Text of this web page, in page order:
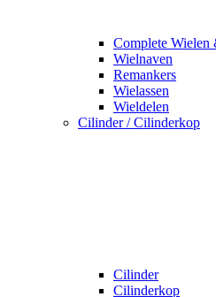
Complete Wielen
Wielnaven
Remankers
Wielassen
Wieldelen
Cilinder / Cilinderkop
Cilinder
Cilinderkop